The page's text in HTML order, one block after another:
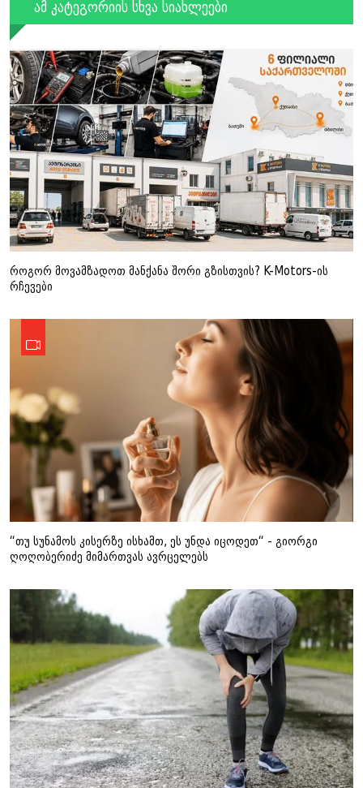
ამ კატეგორიის სხვა სიახლეები
როგორ მოვამზადოთ მანქანა შორი გზისთვის? K-Motors-ის
რჩევები
“თუ სუნამოს კისერზე ისხამთ, ეს უნდა იცოდეთ“ - გიორგი
ღოღობერიძე მიმართვას ავრცელებს